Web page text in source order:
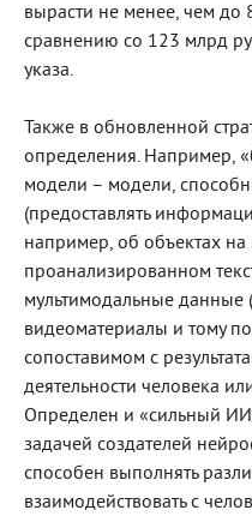
вырасти не менее, чем до
сравнению со 123 млрд
указа.
Также в обновленной
определения. Например,
модели – модели,
(предоставлять
например, об объектах
проанализированном
мультимодальные данные
видеоматериалы и тому
сопоставимом с
деятельности человека
Определен и «сильный
задачей создателей
способен выполнять
взаимодействовать с